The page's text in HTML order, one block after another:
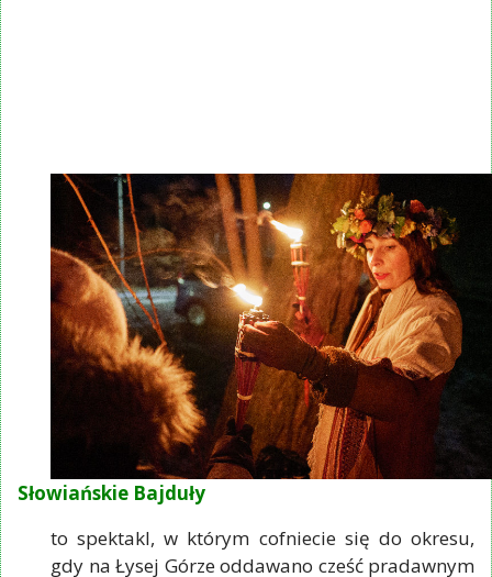
Słowiańskie Bajduły
to spektakl, w którym cofniecie się do okresu,
gdy na Łysej Górze oddawano cześć pradawnym